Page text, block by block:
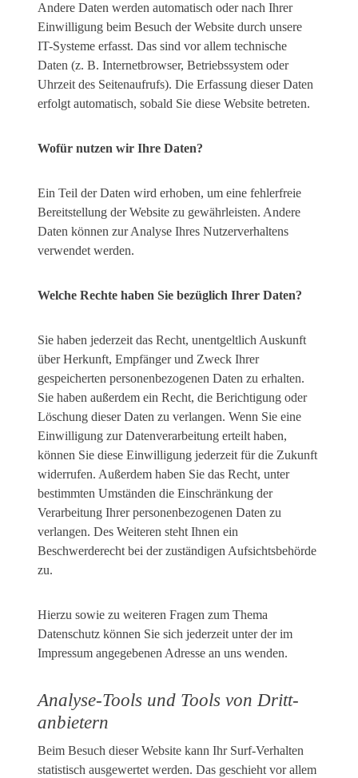
Andere Daten werden automatisch oder nach Ihrer
Einwilligung beim Besuch der Website durch unsere
IT-Systeme erfasst. Das sind vor allem technische
Daten (z. B. Internetbrowser, Betriebssystem oder
Uhrzeit des Seitenaufrufs). Die Erfassung dieser Daten
erfolgt automatisch, sobald Sie diese Website betreten.
Wofür nutzen wir Ihre Daten?
Ein Teil der Daten wird erhoben, um eine fehlerfreie
Bereitstellung der Website zu gewährleisten. Andere
Daten können zur Analyse Ihres Nutzerverhaltens
verwendet werden.
Welche Rechte haben Sie bezüglich Ihrer Daten?
Sie haben jederzeit das Recht, unentgeltlich Auskunft
über Herkunft, Empfänger und Zweck Ihrer
gespeicherten personenbezogenen Daten zu erhalten.
Sie haben außerdem ein Recht, die Berichtigung oder
Löschung dieser Daten zu verlangen. Wenn Sie eine
Einwilligung zur Datenverarbeitung erteilt haben,
können Sie diese Einwilligung jederzeit für die Zukunft
widerrufen. Außerdem haben Sie das Recht, unter
bestimmten Umständen die Einschränkung der
Verarbeitung Ihrer personenbezogenen Daten zu
verlangen. Des Weiteren steht Ihnen ein
Beschwerderecht bei der zuständigen Aufsichtsbehörde
zu.
Hierzu sowie zu weiteren Fragen zum Thema
Datenschutz können Sie sich jederzeit unter der im
Impressum angegebenen Adresse an uns wenden.
Analyse-Tools und Tools von Dritt­
anbietern
Beim Besuch dieser Website kann Ihr Surf-Verhalten
statistisch ausgewertet werden. Das geschieht vor allem